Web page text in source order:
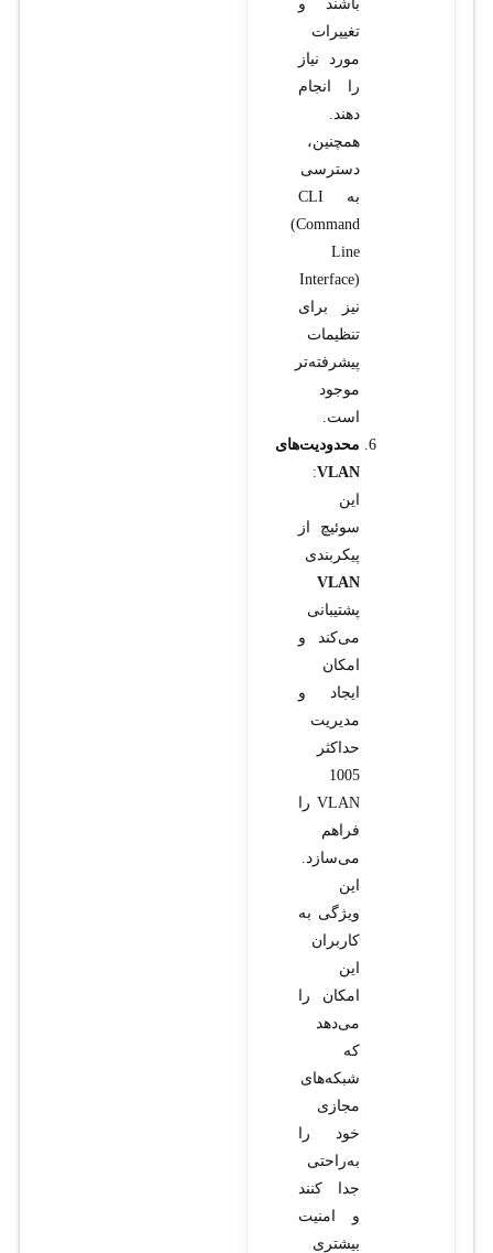
باشند و
تغییرات
مورد نیاز
را انجام
دهند.
همچنین،
دسترسی
به CLI
(Command
Line
Interface)
نیز برای
تنظیمات
پیشرفته‌تر
موجود
است.
محدودیت‌های
VLAN
:
این
سوئیچ از
پیکربندی
VLAN
پشتیبانی
می‌کند و
امکان
ایجاد و
مدیریت
حداکثر
1005
VLAN را
فراهم
می‌سازد.
این
ویژگی به
کاربران
این
امکان را
می‌دهد
که
شبکه‌های
مجازی
خود را
به‌راحتی
جدا کنند
و امنیت
بیشتری